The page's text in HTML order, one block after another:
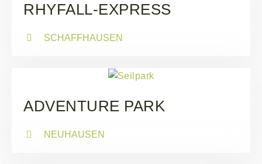
RHYFALL-EXPRESS
SCHAFFHAUSEN
ADVENTURE PARK
NEUHAUSEN